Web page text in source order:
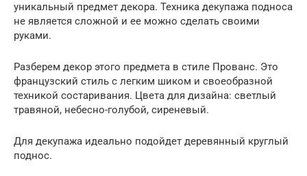
уникальный предмет декора. Техника декупажа подноса
не является сложной и ее можно сделать своими
руками.
Разберем декор этого предмета в стиле Прованс. Это
французский стиль с легким шиком и своеобразной
техникой состаривания. Цвета для дизайна: светлый
травяной, небесно-голубой, сиреневый.
Для декупажа идеально подойдет деревянный круглый
поднос.